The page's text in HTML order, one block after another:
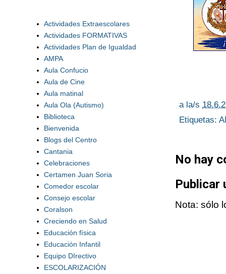
a la/s
Etiquetas:
No hay
Publicar
Nota: sólo
Actividades Extraescolares
Actividades FORMATIVAS
Actividades Plan de Igualdad
AMPA
Aula Confucio
Aula de Cine
Aula matinal
Aula Ola (Autismo)
Biblioteca
Bienvenida
Blogs del Centro
Cantania
Celebraciones
Certamen Juan Soria
Comedor escolar
Consejo escolar
Coralson
Creciendo en Salud
Educación física
Educación Infantil
Equipo DIrectivo
ESCOLARIZACIÓN